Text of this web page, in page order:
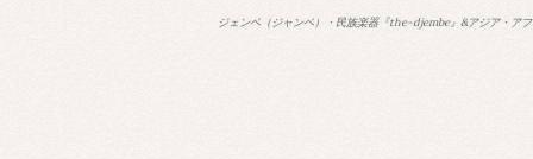
ジェンベ（ジャンベ）・民族楽器『the-djembe』&アジア・ア